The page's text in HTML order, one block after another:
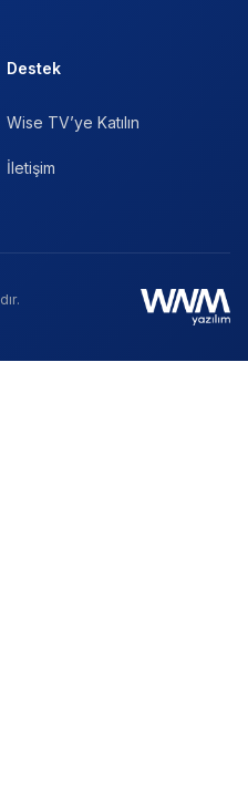
Destek
Wise TV’ye Katılın
İletişim